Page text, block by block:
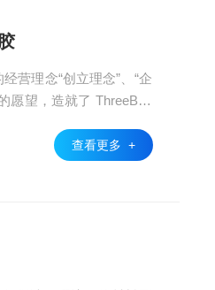
营理念“创立理念”、“企
愿望，造就了 ThreeBon
的产品。
查看更多 +